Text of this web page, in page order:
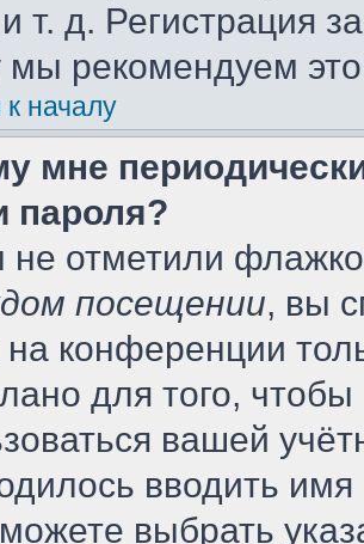
т. д. Регистрация
мы рекомендуем
началу
мне
пароля?
не отметили
посещении, вы
конференции
для того, чтобы
вашей
вводить
выбрать